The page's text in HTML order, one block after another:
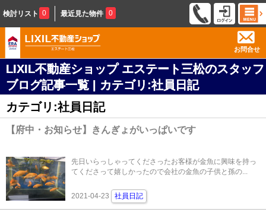
検討リスト 0 最近見た物件 0
お問合せ
LIXIL不動産ショップ エステート三松のスタッフ
ブログ記事一覧 | カテゴリ:社員日記
カテゴリ:社員日記
【府中・お知らせ】きんぎょがいっぱいです
先日いらっしゃってくださったお客様が金魚に興味を持っ
てくださって嬉しかったので会社の金魚の子供と孫の...
2021-04-23 社員日記